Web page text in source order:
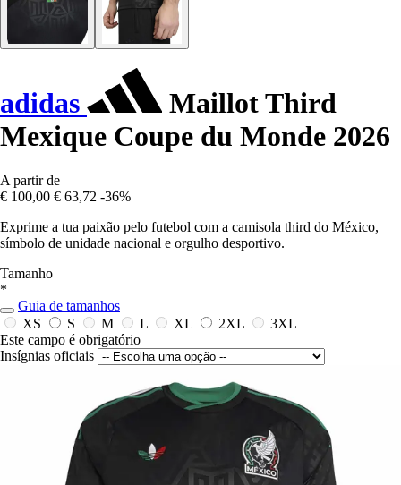
adidas
Maillot Third
Mexique Coupe du Monde 2026
A partir de
€ 100,00 € 63,72 -36%
Exprime a tua paixão pelo futebol com a camisola third do México,
símbolo de unidade nacional e orgulho desportivo.
Tamanho
*
Guia de tamanhos
XS
S M L XL 2XL
3XL
Este campo é obrigatório
Insígnias oficiais